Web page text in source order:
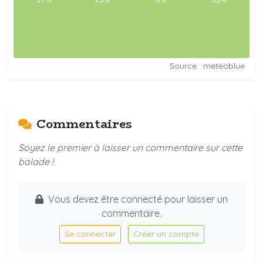
Source : meteoblue
Commentaires
Soyez le premier à laisser un commentaire sur cette
balade !
Vous devez être connecté pour laisser un
commentaire.
Se connecter Créer un compte